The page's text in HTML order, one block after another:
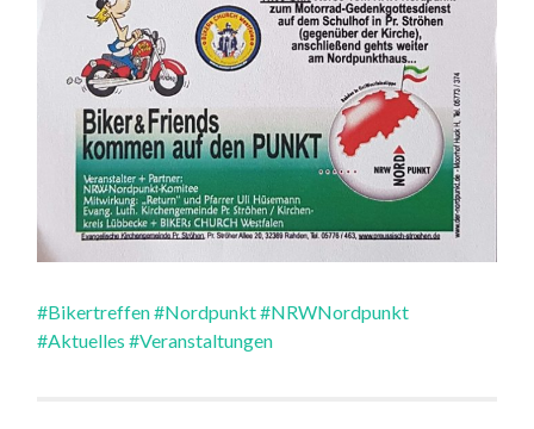
#Bikertreffen#Nordpunkt#NRWNordpunkt
#Aktuelles #Veranstaltungen